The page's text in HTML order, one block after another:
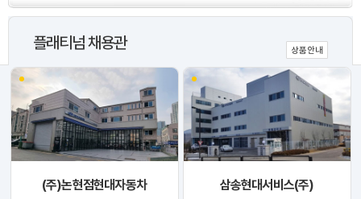
플래티넘 채용관 상품안내
(주)논현점현대자동차
삼송현대서비스(주)